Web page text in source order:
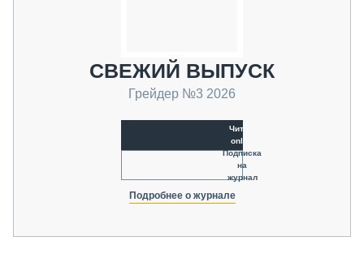
СВЕЖИЙ ВЫПУСК
Грейдер №3 2026
Читать
online
Подписка
на
журнал
Подробнее о журнале